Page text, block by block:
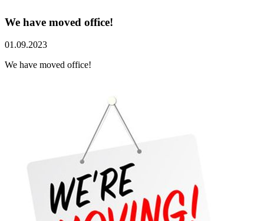
We have moved office!
01.09.2023
We have moved office!